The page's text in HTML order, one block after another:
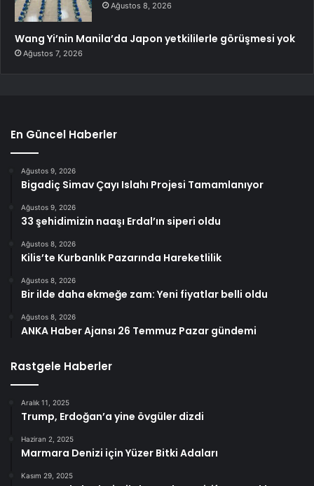
Ağustos 8, 2026
Wang Yi’nin Manila’da Japon yetkililerle görüşmesi yok
Ağustos 7, 2026
En Güncel Haberler
Ağustos 9, 2026
Bigadiç Simav Çayı Islahı Projesi Tamamlanıyor
Ağustos 9, 2026
33 şehidimizin naaşı Erdal’ın siperi oldu
Ağustos 8, 2026
Kilis’te Kurbanlık Pazarında Hareketlilik
Ağustos 8, 2026
Bir ilde daha ekmeğe zam: Yeni fiyatlar belli oldu
Ağustos 8, 2026
ANKA Haber Ajansı 26 Temmuz Pazar gündemi
Rastgele Haberler
Aralık 11, 2025
Trump, Erdoğan’a yine övgüler dizdi
Haziran 2, 2025
Marmara Denizi için Yüzer Bitki Adaları
Kasım 29, 2025